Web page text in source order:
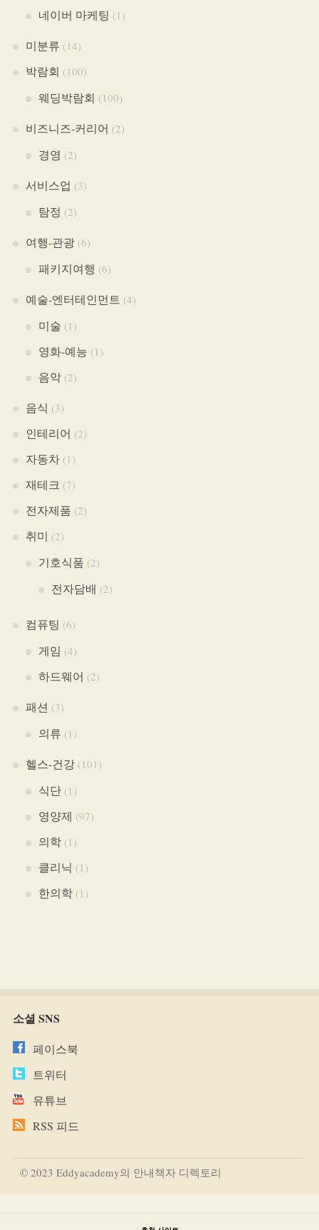
네이버 마케팅 (1)
미분류 (14)
박람회 (100)
웨딩박람회 (100)
비즈니즈-커리어 (2)
경영 (2)
서비스업 (3)
탐정 (2)
여행-관광(6)
패키지여행 (6)
예술-엔터테인먼트 (4)
미술 (1)
영화-예능 (1)
음악(2)
음식 (3)
인테리어 (2)
자동차(1)
재테크 (7)
전자제품 (2)
취미 (2)
기호식품 (2)
전자담배 (2)
컴퓨팅 (6)
게임 (4)
하드웨어 (2)
패션 (3)
의류 (1)
헬스-건강(101)
식단(1)
영양제 (97)
의학(1)
클리닉 (1)
한의학(1)
소셜 SNS
페이스북
트위터
유튜브
RSS 피드
© 2023 Eddyacademy의 안내책자 디렉토리